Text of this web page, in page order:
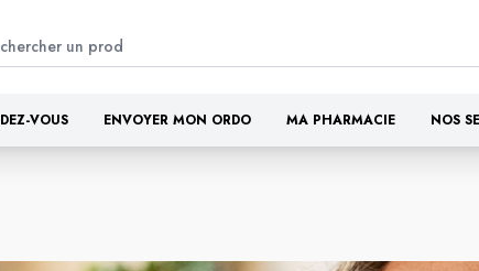
VOUS ENVOYER MON ORDO MA PHARMACIE NOS